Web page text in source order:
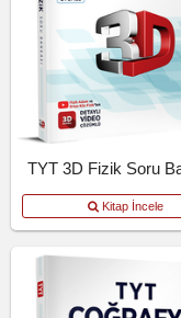
TYT 3D Fizik Soru
Kitap İncele